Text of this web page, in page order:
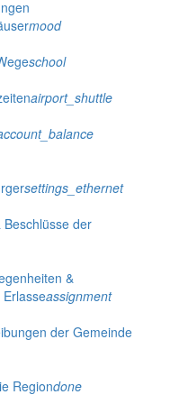
mood
school
airport_shuttle
settings_ethernet
Beschlüsse der
&
assignment
der Gemeinde
Regiondone